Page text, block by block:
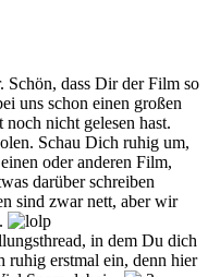
dass Dir der Film so
uns schon einen großen
nicht gelesen hast.
Schau Dich ruhig um,
oder anderen Film,
darüber schreiben
sind zwar nett, aber wir
in dem Du dich
ruhig erstmal ein, denn hier